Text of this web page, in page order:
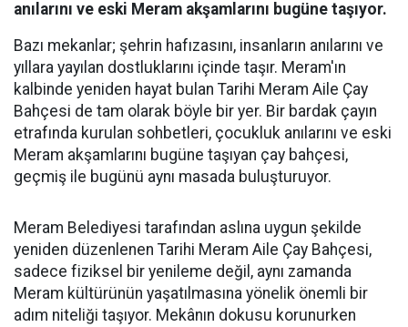
anılarını ve eski Meram akşamlarını bugüne taşıyor.
Bazı mekanlar; şehrin hafızasını, insanların anılarını ve
yıllara yayılan dostluklarını içinde taşır. Meram'ın
kalbinde yeniden hayat bulan Tarihi Meram Aile Çay
Bahçesi de tam olarak böyle bir yer. Bir bardak çayın
etrafında kurulan sohbetleri, çocukluk anılarını ve eski
Meram akşamlarını bugüne taşıyan çay bahçesi,
geçmiş ile bugünü aynı masada buluşturuyor.
Meram Belediyesi tarafından aslına uygun şekilde
yeniden düzenlenen Tarihi Meram Aile Çay Bahçesi,
sadece fiziksel bir yenileme değil, aynı zamanda
Meram kültürünün yaşatılmasına yönelik önemli bir
adım niteliği taşıyor. Mekânın dokusu korunurken